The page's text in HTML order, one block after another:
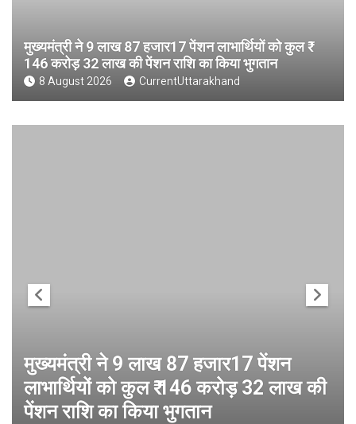
मुख्यमंत्री ने 9 लाख 87 हजार17 पेंशन लाभार्थियों को कुल ₹
146 करोड़ 32 लाख की पेंशन राशि का किया भुगतान
8 August 2026 CurrentUttarakhand
मुख्यमंत्री ने 9 लाख 87 हजार17 पेंशन
लाभार्थियों को कुल ₹ 146 करोड़ 32 लाख की
पेंशन राशि का किया भुगतान